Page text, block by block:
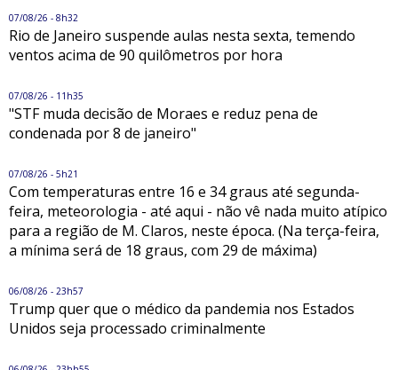
07/08/26 - 8h32
Rio de Janeiro suspende aulas nesta sexta, temendo
ventos acima de 90 quilômetros por hora
07/08/26 - 11h35
"STF muda decisão de Moraes e reduz pena de
condenada por 8 de janeiro"
07/08/26 - 5h21
Com temperaturas entre 16 e 34 graus até segunda-
feira, meteorologia - até aqui - não vê nada muito atípico
para a região de M. Claros, neste época. (Na terça-feira,
a mínima será de 18 graus, com 29 de máxima)
06/08/26 - 23h57
Trump quer que o médico da pandemia nos Estados
Unidos seja processado criminalmente